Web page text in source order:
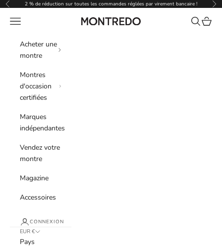
Passer au contenu
Précédent2 % de réduction sur toutes les commandes réglées par virement bancaire !
Montredo
Menu Recherche
Panier
Acheter une
montre
Montres
d'occasion
certifiées
Marques
indépendantes
Vendez votre
montre
Magazine
Accessoires
CONNEXION
EUR €
Pays